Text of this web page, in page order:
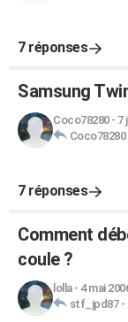
7 réponses
Samsung
Coco78280- 7
Coco78280
7 réponses
Comment
coule ?
lolla- 4 mai
stf_jpd87-